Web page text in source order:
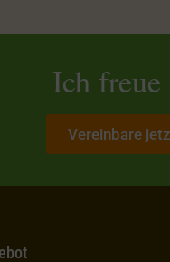
Ich
Vereinbare